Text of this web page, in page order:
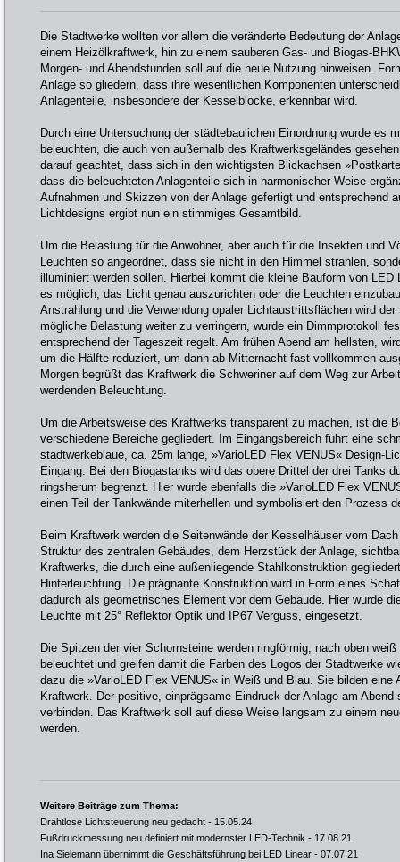
Die Stadtwerke wollten vor allem die veränderte Bedeutung der
einem Heizölkraftwerk, hin zu einem sauberen Gas- und Biogas-
Morgen- und Abendstunden soll auf die neue Nutzung hinweisen.
Anlage so gliedern, dass ihre wesentlichen Komponenten
Anlagenteile, insbesondere der Kesselblöcke, erkennbar wird.
Durch eine Untersuchung der städtebaulichen Einordnung wurde es
beleuchten, die auch von außerhalb des Kraftwerksgeländes
darauf geachtet, dass sich in den wichtigsten Blickachsen
dass die beleuchteten Anlagenteile sich in harmonischer Weise
Aufnahmen und Skizzen von der Anlage gefertigt und entsprechend
Lichtdesigns ergibt nun ein stimmiges Gesamtbild.
Um die Belastung für die Anwohner, aber auch für die Insekten und
Leuchten so angeordnet, dass sie nicht in den Himmel strahlen,
illuminiert werden sollen. Hierbei kommt die kleine Bauform von
es möglich, das Licht genau auszurichten oder die Leuchten
Anstrahlung und die Verwendung opaler Lichtaustrittsflächen wird
mögliche Belastung weiter zu verringern, wurde ein Dimmprotokoll
entsprechend der Tageszeit regelt. Am frühen Abend am hellsten,
um die Hälfte reduziert, um dann ab Mitternacht fast vollkommen
Morgen begrüßt das Kraftwerk die Schweriner auf dem Weg zur
werdenden Beleuchtung.
Um die Arbeitsweise des Kraftwerks transparent zu machen, ist die
verschiedene Bereiche gegliedert. Im Eingangsbereich führt eine
stadtwerkeblaue, ca. 25m lange, »VarioLED Flex VENUS« Design-
Eingang. Bei den Biogastanks wird das obere Drittel der drei Tanks
ringsherum begrenzt. Hier wurde ebenfalls die »VarioLED Flex
einen Teil der Tankwände miterhellen und symbolisiert den Prozess
Beim Kraftwerk werden die Seitenwände der Kesselhäuser vom
Struktur des zentralen Gebäudes, dem Herzstück der Anlage,
Kraftwerks, die durch eine außenliegende Stahlkonstruktion
Hinterleuchtung. Die prägnante Konstruktion wird in Form eines
dadurch als geometrisches Element vor dem Gebäude. Hier wurde
Leuchte mit 25° Reflektor Optik und IP67 Verguss, eingesetzt.
Die Spitzen der vier Schornsteine werden ringförmig, nach oben
beleuchtet und greifen damit die Farben des Logos der Stadtwerke
dazu die »VarioLED Flex VENUS« in Weiß und Blau. Sie bilden eine
Kraftwerk. Der positive, einprägsame Eindruck der Anlage am
verbinden. Das Kraftwerk soll auf diese Weise langsam zu einem
werden.
Weitere Beiträge zum Thema:
Drahtlose Lichtsteuerung neu gedacht - 15.05.24
Fußdruckmessung neu definiert mit modernster LED-Technik - 17.08.21
Ina Sielemann übernimmt die Geschäftsführung bei LED Linear - 07.07.21